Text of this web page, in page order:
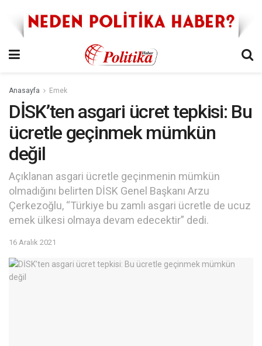
Anasayfa Emek
DİSK’ten asgari ücret tepkisi: Bu
ücretle geçinmek mümkün
değil
Açıklanan asgari ücretle geçinmenin mümkün
olmadığını belirten DİSK Genel Başkanı Arzu
Çerkezoğlu, “Türkiye bu zamlı asgari ücretle de ucuz
emek ülkesi olmaya devam edecektir” dedi.
16 Aralık 2021